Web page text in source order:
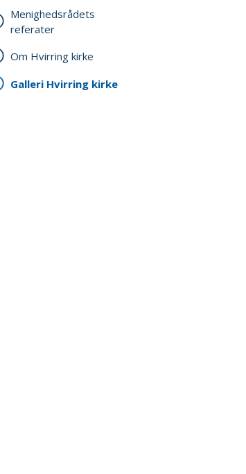
Menighedsrådets
referater
Om Hvirring kirke
Galleri Hvirring kirke